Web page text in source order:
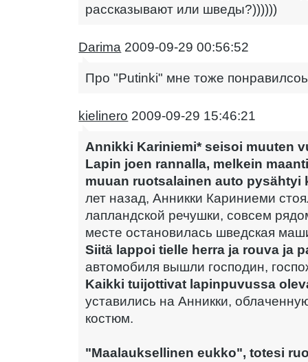
рассказывают или шведы?))))))
Darima 2009-09-29 00:56:52
Про "Putinki" мне тоже
kielinero 2009-09-29 15:46:21
Annikki Kariniemi* seisoi muuten
Lapin joen rannalla, melkein
muuan ruotsalainen auto pysähtyi
лет назад, Анникки Кариниеми
лапландской речушки, совсем
месте остановилась шведская
Siitä lappoi tielle herra ja rouva ja
автомобиля вышли господин,
Kaikki tuijottivat lapinpuvussa
уставились на Анникки,
костюм.
"Maalauksellinen eukko", totesi